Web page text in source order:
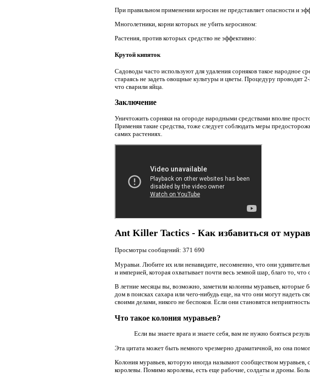
При правильном применении керосин не представляет опасности и
Многолетники, корни которых не убить керосином:
Растения, против которых средство не эффективно:
Крутой кипяток
Садоводы часто используют для удаления сорняков такое народное
стараясь не задеть овощные культуры и цветы. Процедуру проводят
что сварили яйца.
Заключение
Уничтожить сорняки на огороде народными средствами вполне
Применяя такие средства, тоже следует соблюдать меры
самих растениях.
Ant Killer Tactics - Как избавиться от
Просмотры сообщений: 371 690
Муравьи. Любите их или ненавидите, несомненно, что они
и империей, которая охватывает почти весь земной шар, благо то,
В летние месяцы вы, возможно, заметили колонны муравьев,
дом в поисках сахара или чего-нибудь еще, на что они могут надеть
своими делами, никого не беспокоя. Если они становятся
Что такое колония муравьев?
Если вы знаете врага и знаете себя, вам не нужно бояться
Эта цитата может быть немного чрезмерно драматичной, но она
Колония муравьев, которую иногда называют сообществом
королевы. Помимо королевы, есть еще рабочие, солдаты и дроны.